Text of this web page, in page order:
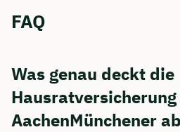
FAQ
Was genau deckt die
AachenMünchener